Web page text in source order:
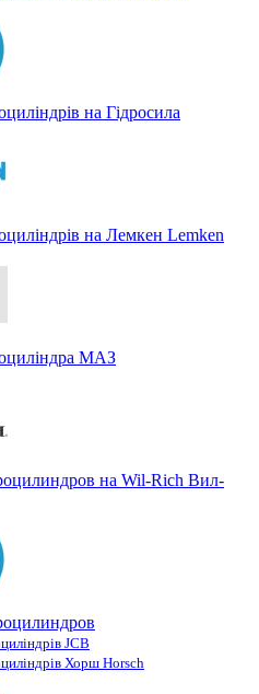
на Гідросила
на Лемкен Lemken
МАЗ
на Wil-Rich Вил-
JCB
Хорш Horsch